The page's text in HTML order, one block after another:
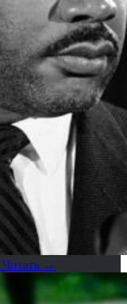
Читать →